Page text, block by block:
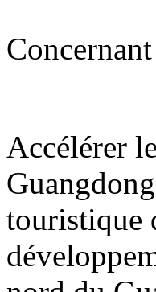
Accélérer
touristique